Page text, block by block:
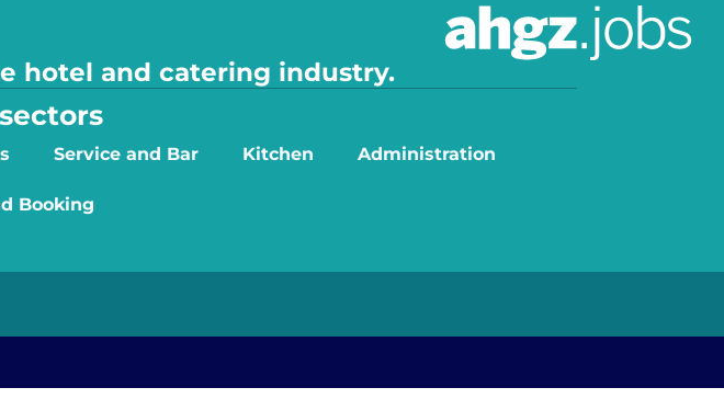
hotel and catering industry.
Service and Bar Kitchen Administration
Booking